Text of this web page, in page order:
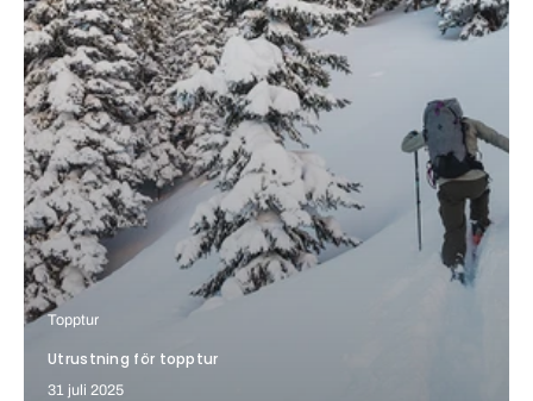
Topptur
Utrustning för topptur
31 juli 2025